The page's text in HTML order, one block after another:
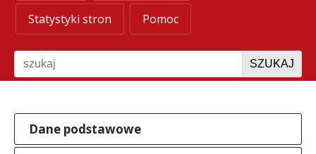
Statystyki stron Pomoc
Szukaj SZUKAJ
Dane podstawowe